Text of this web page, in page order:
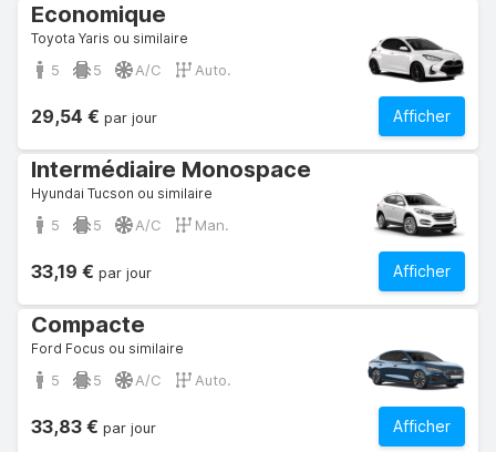
Economique
Toyota Yaris ou similaire
5 5 A/C Auto.
Afficher
29,54 € par jour
Intermédiaire Monospace
Hyundai Tucson ou similaire
5 5 A/C Man.
Afficher
33,19 € par jour
Compacte
Ford Focus ou similaire
5 5 A/C Auto.
Afficher
33,83 € par jour